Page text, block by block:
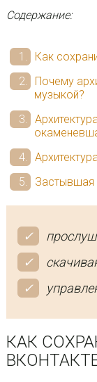
Содержание:
Как
Почему
музыкой?
Застывшая
КАК